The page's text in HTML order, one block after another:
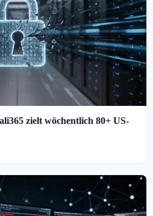
zielt wöchentlich 80+ US-